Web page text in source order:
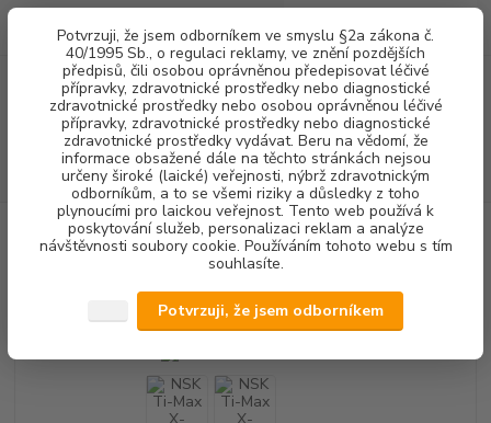
Potvrzuji, že jsem odborníkem ve smyslu §2a zákona č.
40/1995 Sb., o regulaci reklamy, ve znění pozdějších
předpisů, čili osobou oprávněnou předepisovat léčivé
přípravky, zdravotnické prostředky nebo diagnostické
zdravotnické prostředky nebo osobou oprávněnou léčivé
přípravky, zdravotnické prostředky nebo diagnostické
zdravotnické prostředky vydávat. Beru na vědomí, že
informace obsažené dále na těchto stránkách nejsou
určeny široké (laické) veřejnosti, nýbrž zdravotnickým
odborníkům, a to se všemi riziky a důsledky z toho
plynoucími pro laickou veřejnost. Tento web používá k
poskytování služeb, personalizaci reklam a analýze
návštěvnosti soubory cookie. Používáním tohoto webu s tím
souhlasíte.
Potvrzuji, že jsem odborníkem
Menu
CZK
Hledat
(Po-Pá, 8-16 hod.)
za0,00 Kč
CHIRURGIE IMPLANTOLOGIE
CHIRURGICKÉ NÁSADCE - ROVNÉ
SVĚTELNÉ
NSK Ti-Max X-SG65L
NSK Ti-Max X-SG65L